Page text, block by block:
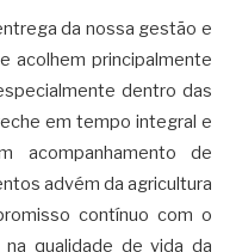
da nossa gestão e
acolhem principalmente
dentro das
em tempo integral e
acompanhamento de
advém da agricultura
contínuo com o
na qualidade de vida da